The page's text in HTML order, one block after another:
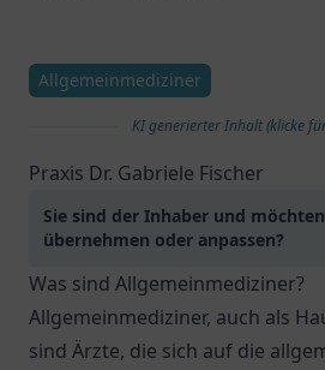
Allgemeinmediziner
KI generierter Inhalt (klicke
Praxis Dr. Gabriele Fischer
Sie sind der Inhaber und
übernehmen oder anpassen?
Was sind Allgemeinmediziner?
Allgemeinmediziner, auch als
sind Ärzte, die sich auf die